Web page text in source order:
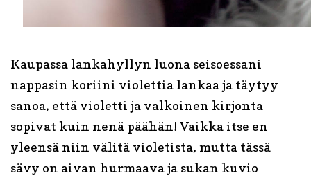
Kaupassa lankahyllyn luona seisoessani
nappasin koriini violettia lankaa ja täytyy
sanoa, että violetti ja valkoinen kirjonta
sopivat kuin nenä päähän! Vaikka itse en
yleensä niin välitä violetista, mutta tässä
sävy on aivan hurmaava ja sukan kuvio